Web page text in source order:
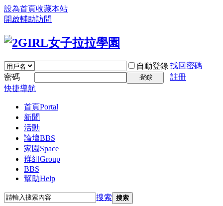
設為首頁收藏本站
開啟輔助訪問
自動登錄 找回密碼
密碼
登錄
註冊
快捷導航
首頁Portal
新聞
活動
論壇BBS
家園 Space
群組Group
BBS
幫助Help
搜索 搜索